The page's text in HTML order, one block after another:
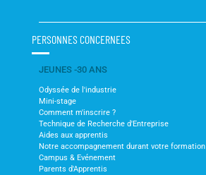
PERSONNES CONCERNEES
JEUNES -30 ANS
Odyssée de l'industrie
Mini-stage
Comment m'inscrire ?
Technique de Recherche d'Entreprise
Aides aux apprentis
Notre accompagnement durant votre formation
Campus & Evénement
Parents d'Apprentis